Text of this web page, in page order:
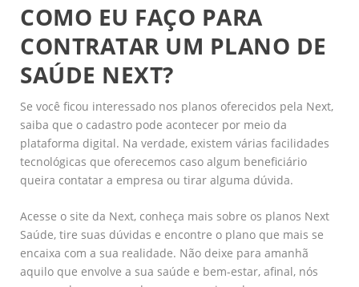
COMO EU FAÇO PARA
CONTRATAR UM PLANO DE
SAÚDE NEXT?
Se você ficou interessado nos planos oferecidos pela Next,
saiba que o cadastro pode acontecer por meio da
plataforma digital. Na verdade, existem várias facilidades
tecnológicas que oferecemos caso algum beneficiário
queira contatar a empresa ou tirar alguma dúvida.
Acesse o site da Next, conheça mais sobre os planos Next
Saúde, tire suas dúvidas e encontre o plano que mais se
encaixa com a sua realidade. Não deixe para amanhã
aquilo que envolve a sua saúde e bem-estar, afinal, nós